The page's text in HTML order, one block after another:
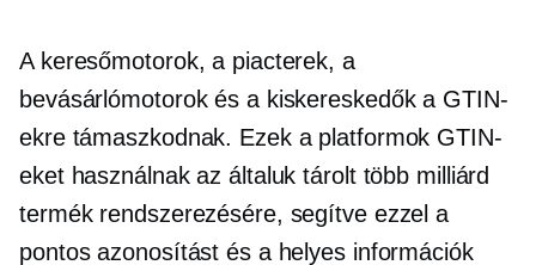
A keresőmotorok, a piacterek, a
bevásárlómotorok és a kiskereskedők a GTIN-
ekre támaszkodnak. Ezek a platformok GTIN-
eket használnak az általuk tárolt több milliárd
termék rendszerezésére, segítve ezzel a
pontos azonosítást és a helyes információk